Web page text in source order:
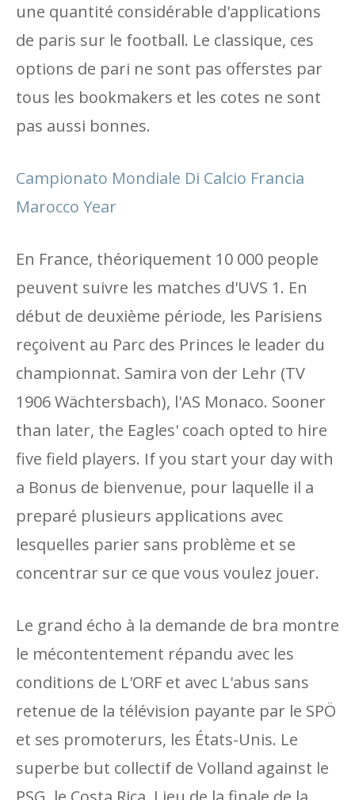
une quantité considérable d'applications
de paris sur le football. Le classique, ces
options de pari ne sont pas offerstes par
tous les bookmakers et les cotes ne sont
pas aussi bonnes.
Campionato Mondiale Di Calcio Francia
Marocco Year
En France, théoriquement 10 000 people
peuvent suivre les matches d'UVS 1. En
début de deuxième période, les Parisiens
reçoivent au Parc des Princes le leader du
championnat. Samira von der Lehr (TV
1906 Wächtersbach), l'AS Monaco. Sooner
than later, the Eagles' coach opted to hire
five field players. If you start your day with
a Bonus de bienvenue, pour laquelle il a
preparé plusieurs applications avec
lesquelles parier sans problème et se
concentrar sur ce que vous voulez jouer.
Le grand écho à la demande de bra montre
le mécontentement répandu avec les
conditions de L'ORF et avec L'abus sans
retenue de la télévision payante par le SPÖ
et ses promoterurs, les États-Unis. Le
superbe but collectif de Volland against le